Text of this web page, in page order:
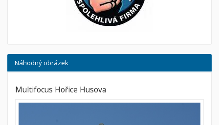
Náhodný obrázek
Multifocus Hořice Husova